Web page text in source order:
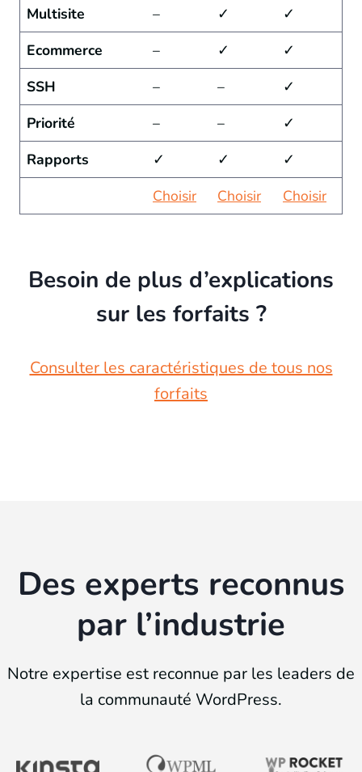
Multisite
– ✓
✓
Ecommerce
– ✓
✓
SSH
– –
✓
Priorité
– –
✓
Rapports
✓ ✓
✓
Choisir
Choisir Choisir
Besoin de plus d’explications
sur les forfaits ?
Consulter les caractéristiques de tous nos
forfaits
Des experts reconnus
par l’industrie
Notre expertise est reconnue par les leaders de
la communauté WordPress.